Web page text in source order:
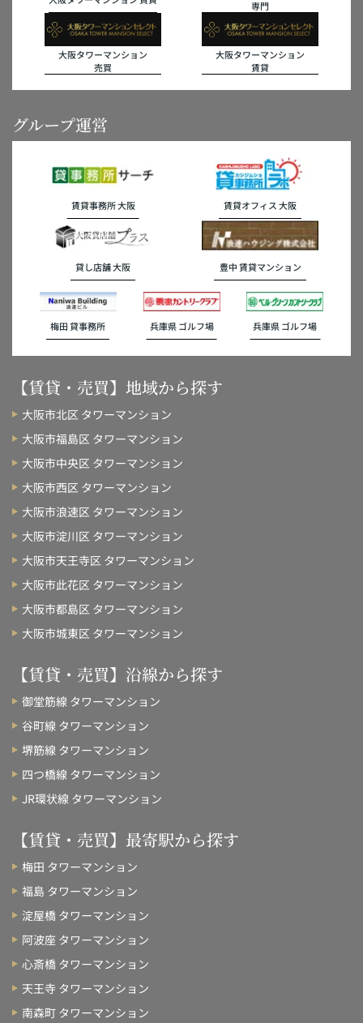
専門
大阪タワーマンション
売買
大阪タワーマンション
賃貸
グループ運営
賃貸事務所 大阪 賃貸オフィス 大阪
貸し店舗 大阪 豊中 賃貸マンション
梅田 貸事務所 兵庫県 ゴルフ場 兵庫県 ゴルフ場
【賃貸・売買】地域から探す
大阪市北区 タワーマンション
大阪市福島区 タワーマンション
大阪市中央区 タワーマンション
大阪市西区 タワーマンション
大阪市浪速区 タワーマンション
大阪市淀川区 タワーマンション
大阪市天王寺区 タワーマンション
大阪市此花区 タワーマンション
大阪市都島区 タワーマンション
大阪市城東区 タワーマンション
【賃貸・売買】沿線から探す
御堂筋線 タワーマンション
谷町線 タワーマンション
堺筋線 タワーマンション
四つ橋線 タワーマンション
JR環状線 タワーマンション
【賃貸・売買】最寄駅から探す
梅田 タワーマンション
福島 タワーマンション
淀屋橋 タワーマンション
阿波座 タワーマンション
心斎橋 タワーマンション
天王寺 タワーマンション
南森町 タワーマンション